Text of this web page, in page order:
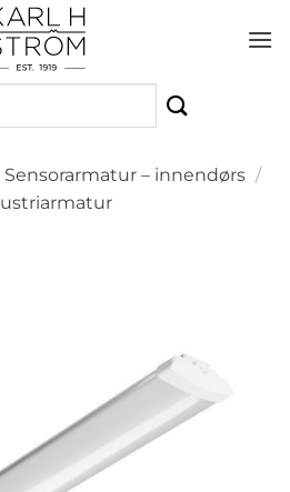
Sensorarmatur – innendørs /